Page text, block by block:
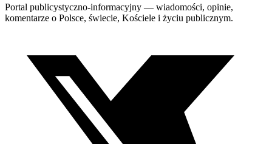
Portal publicystyczno-informacyjny — wiadomości, opinie,
komentarze o Polsce, świecie, Kościele i życiu publicznym.